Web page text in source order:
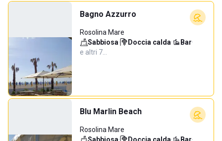
Bagno Azzurro
Rosolina Mare
Sabbiosa· Doccia calda· Bar·
e altri 7…
Blu Marlin Beach
Rosolina Mare